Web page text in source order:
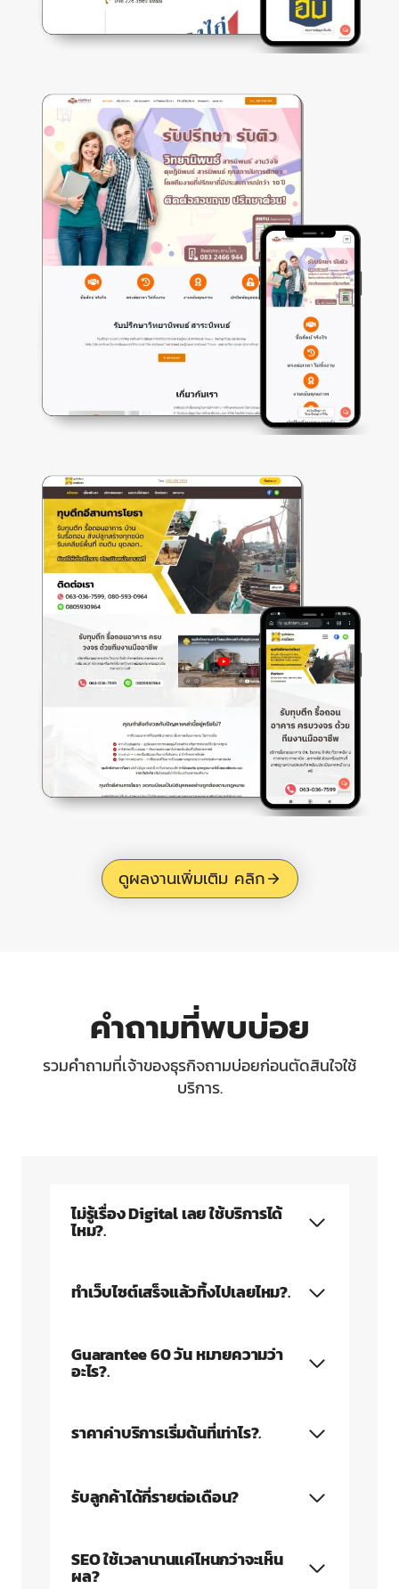
ดูผลงานเพิ่มเติม คลิก
คำถามที่พบบ่อย
รวมคำถามที่เจ้าของธุรกิจถามบ่อยก่อนตัดสินใจใช้
บริการ.
ไม่รู้เรื่อง Digital เลย ใช้บริการได้
ไหม?.
ทำเว็บไซต์เสร็จแล้วทิ้งไปเลยไหม?.
Guarantee 60 วัน หมายความว่า
อะไร?.
ราคาค่าบริการเริ่มต้นที่เท่าไร?.
รับลูกค้าได้กี่รายต่อเดือน?
SEO ใช้เวลานานแค่ไหนกว่าจะเห็น
ผล?